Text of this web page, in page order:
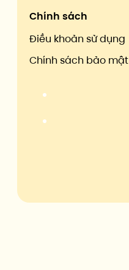
Chính sách
Điều khoản sử dụng
Chính sách bảo mật